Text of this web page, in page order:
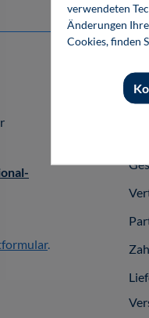
.
verwendeten
Änderungen
Cookies, finden